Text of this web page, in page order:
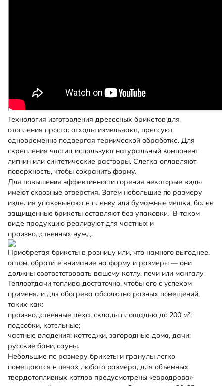
Технология изготовления древесных брикетов для
отопления проста: отходы измельчают, прессуют,
одновременно подвергая термической обработке. Для
скрепления частиц используют натуральный компонент
лигнин или синтетические растворы. Слегка оплавляют
поверхность, чтобы сохранить форму.
Для повышения эффективности горения некоторые виды
имеют сквозные отверстия. Затем небольшие по размеру
изделия упаковывают в пленку или бумажные мешки, более
защищенные брикеты оставляют без упаковки. В таком
виде продукцию реализуют для частных и
производственных нужд.
Приобретая брикеты в розницу или, что намного выгоднее,
оптом, обратите внимание на форму и размеры — они
должны соответствовать вашему котлу, печи или мангалу
Теплоотдачи топлива достаточно, чтобы его с успехом
применяли для обогрева абсолютно разных помещений,
таких как:
производственные цеха, склады площадью до 200 м²;
подсобки, котельные;
частные владения: коттеджи, загородные дома, дачи;
русские бани, сауны.
Небольшие по размеру брикеты и гранулы легко
помещаются в печах любого размера, для объемных
твердотопливных котлов предусмотрены «евродрова»